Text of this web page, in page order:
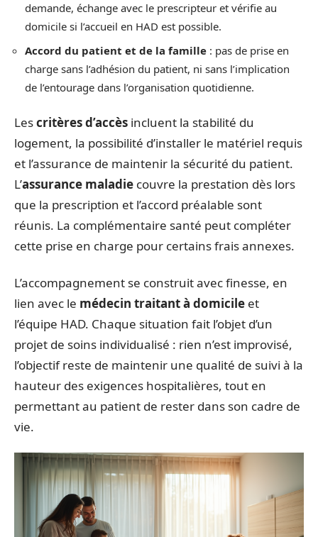
demande, échange avec le prescripteur et vérifie au
domicile si l’accueil en HAD est possible.
Accord du patient et de la famille : pas de prise en
charge sans l’adhésion du patient, ni sans l’implication
de l’entourage dans l’organisation quotidienne.
Lescritères d’accès incluent la stabilité du
logement, la possibilité d’installer le matériel requis
et l’assurance de maintenir la sécurité du patient.
L’assurance maladie couvre la prestation dès lors
que la prescription et l’accord préalable sont
réunis. La complémentaire santé peut compléter
cette prise en charge pour certains frais annexes.
L’accompagnement se construit avec finesse, en
lien avec le médecin traitant à domicile et
l’équipe HAD. Chaque situation fait l’objet d’un
projet de soins individualisé : rien n’est improvisé,
l’objectif reste de maintenir une qualité de suivi à la
hauteur des exigences hospitalières, tout en
permettant au patient de rester dans son cadre de
vie.